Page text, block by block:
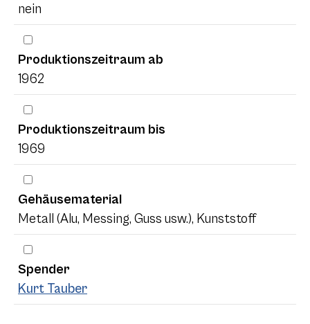
nein
Produktionszeitraum ab
1962
Produktionszeitraum bis
1969
Gehäusematerial
Metall (Alu, Messing, Guss usw.), Kunststoff
Spender
Kurt Tauber